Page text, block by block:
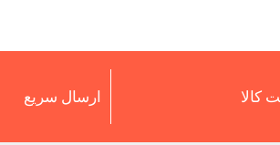
کالا ارسال سریع